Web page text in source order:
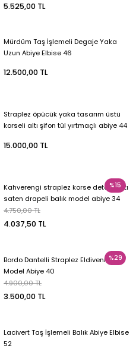
5.525,00 TL
Mürdüm Taş İşlemeli Degaje Yaka
Uzun Abiye Elbise 46
12.500,00 TL
Straplez öpücük yaka tasarım üstü
korseli altı şifon tül yırtmaçlı abiye 44
15.000,00 TL
%15
Kahverengi straplez korse detaylı altı
saten drapeli balık model abiye 34
4.750,00 TL
4.037,50 TL
%29
Bordo Dantelli Straplez Eldivenli Balık
Model Abiye 40
4.900,00 TL
3.500,00 TL
Lacivert Taş İşlemeli Balık Abiye Elbise
52